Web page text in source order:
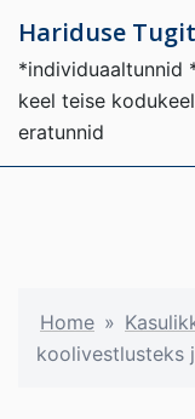
Hariduse
*individuaaltunnid
keel teise
eratunnid
Home »
koolivestlusteks